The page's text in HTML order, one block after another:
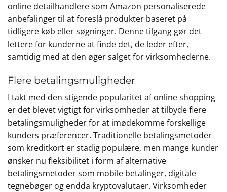
online detailhandlere som Amazon personaliserede
anbefalinger til at foreslå produkter baseret på
tidligere køb eller søgninger. Denne tilgang gør det
lettere for kunderne at finde det, de leder efter,
samtidig med at den øger salget for virksomhederne.
Flere betalingsmuligheder
I takt med den stigende popularitet af online shopping
er det blevet vigtigt for virksomheder at tilbyde flere
betalingsmuligheder for at imødekomme forskellige
kunders præferencer. Traditionelle betalingsmetoder
som kreditkort er stadig populære, men mange kunder
ønsker nu fleksibilitet i form af alternative
betalingsmetoder som mobile betalinger, digitale
tegnebøger og endda kryptovalutaer. Virksomheder